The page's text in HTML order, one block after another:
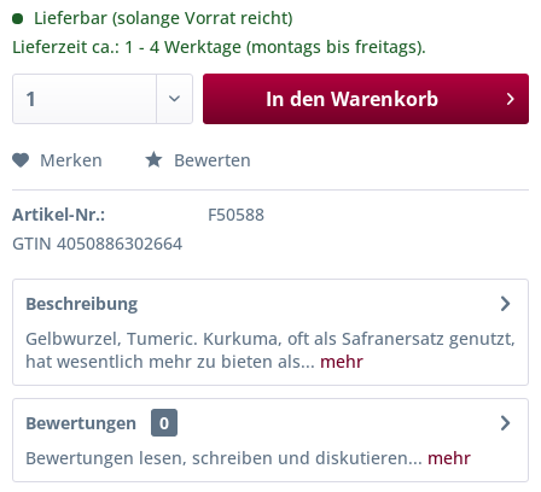
Lieferbar (solange Vorrat reicht)
Lieferzeit ca.: 1 - 4 Werktage (montags bis freitags).
In den Warenkorb
Merken Bewerten
Artikel-Nr.:
F50588
GTIN 4050886302664
Beschreibung
Gelbwurzel, Tumeric. Kurkuma, oft als Safranersatz genutzt,
hat wesentlich mehr zu bieten als... mehr
Bewertungen
0
Bewertungen lesen, schreiben und diskutieren... mehr